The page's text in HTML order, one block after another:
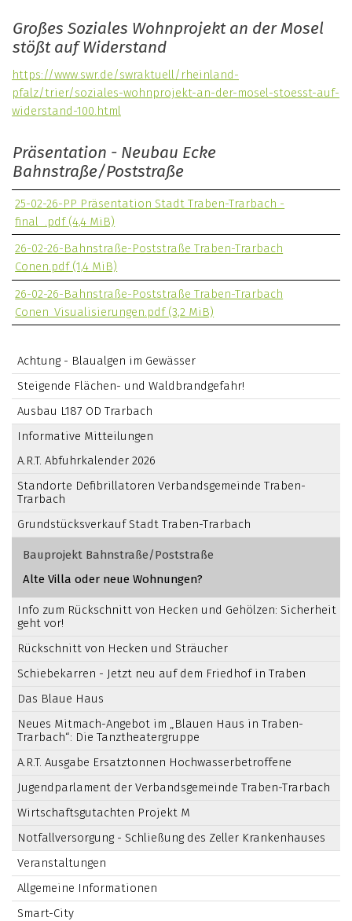
Großes Soziales Wohnprojekt an der Mosel
stößt auf Widerstand
https://www.swr.de/swraktuell/rheinland-
pfalz/trier/soziales-wohnprojekt-an-der-mosel-stoesst-auf-
widerstand-100.html
Präsentation - Neubau Ecke
Bahnstraße/Poststraße
25-02-26-PP Präsentation Stadt Traben-Trarbach -
final_.pdf (4,4 MiB)
26-02-26-Bahnstraße-Poststraße Traben-Trarbach
Conen.pdf (1,4 MiB)
26-02-26-Bahnstraße-Poststraße Traben-Trarbach
Conen_Visualisierungen.pdf (3,2 MiB)
Achtung - Blaualgen im Gewässer
Steigende Flächen- und Waldbrandgefahr!
Ausbau L187 OD Trarbach
Informative Mitteilungen
A.R.T. Abfuhrkalender 2026
Standorte Defibrillatoren Verbandsgemeinde Traben-
Trarbach
Grundstücksverkauf Stadt Traben-Trarbach
Bauprojekt Bahnstraße/Poststraße
Alte Villa oder neue Wohnungen?
Info zum Rückschnitt von Hecken und Gehölzen: Sicherheit
geht vor!
Rückschnitt von Hecken und Sträucher
Schiebekarren - Jetzt neu auf dem Friedhof in Traben
Das Blaue Haus
Neues Mitmach-Angebot im „Blauen Haus in Traben-
Trarbach“: Die Tanztheatergruppe
A.R.T. Ausgabe Ersatztonnen Hochwasserbetroffene
Jugendparlament der Verbandsgemeinde Traben-Trarbach
Wirtschaftsgutachten Projekt M
Notfallversorgung - Schließung des Zeller Krankenhauses
Veranstaltungen
Allgemeine Informationen
Smart-City